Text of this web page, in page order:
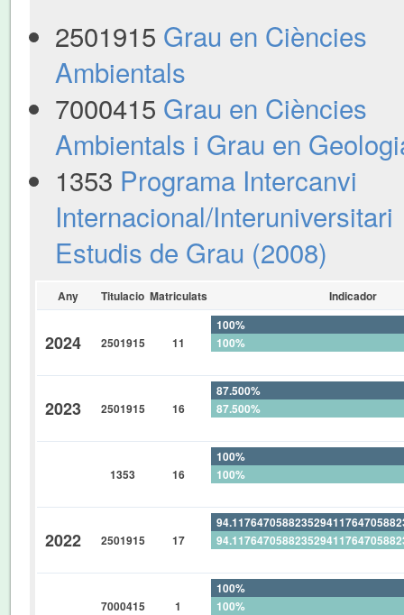
2501915 Grau en Ciències
Ambientals
7000415 Grau en Ciències
Ambientals i Grau en
1353 Programa Intercanvi
Internacional/Interuniversitari
Estudis de Grau (2008)
Any Titulacio Matriculats Indicador
2024 2501915 11
100%
100%
2023 2501915 16
87.500%
87.500%
1353 16
100%
100%
2022 2501915 17
7000415 1
100%
100%